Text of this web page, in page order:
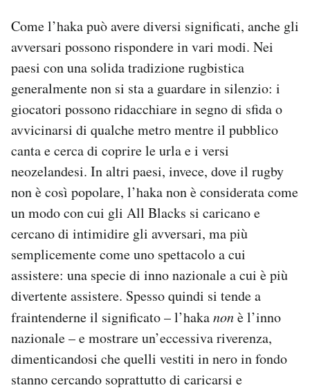
Come l’haka può avere diversi significati, anche gli
avversari possono rispondere in vari modi. Nei
paesi con una solida tradizione rugbistica
generalmente non si sta a guardare in silenzio: i
giocatori possono ridacchiare in segno di sfida o
avvicinarsi di qualche metro mentre il pubblico
canta e cerca di coprire le urla e i versi
neozelandesi. In altri paesi, invece, dove il rugby
non è così popolare, l’haka non è considerata come
un modo con cui gli All Blacks si caricano e
cercano di intimidire gli avversari, ma più
semplicemente come uno spettacolo a cui
assistere: una specie di inno nazionale a cui è più
divertente assistere. Spesso quindi si tende a
fraintenderne il significato – l’hakanonè l’inno
nazionale – e mostrare un’eccessiva riverenza,
dimenticandosi che quelli vestiti in nero in fondo
stanno cercando soprattutto di caricarsi e